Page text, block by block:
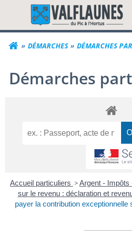
contenu
DÉMARCHES DÉMARCHES
Démarches
Accueil particuliers >Argent -
sur le revenu : déclaration et
payer la contribution